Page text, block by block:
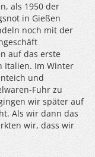
als 1950 der
in Gießen
noch mit der
auf das erste
Italien. Im Winter
und
Fuhr zu
wir später auf
Als wir dann das
wir, dass wir